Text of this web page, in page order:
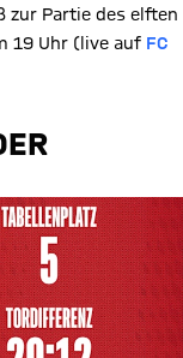
zur Partie des elften
19 Uhr (live auf FC